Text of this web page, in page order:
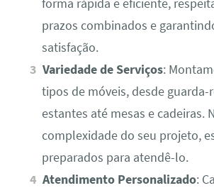
forma rápida e eficiente,
prazos combinados e
satisfação.
Variedade de Serviços:
tipos de móveis, desde guarda-
estantes até mesas e cadeiras.
complexidade do seu projeto,
preparados para atendê-lo.
Atendimento Personalizado: